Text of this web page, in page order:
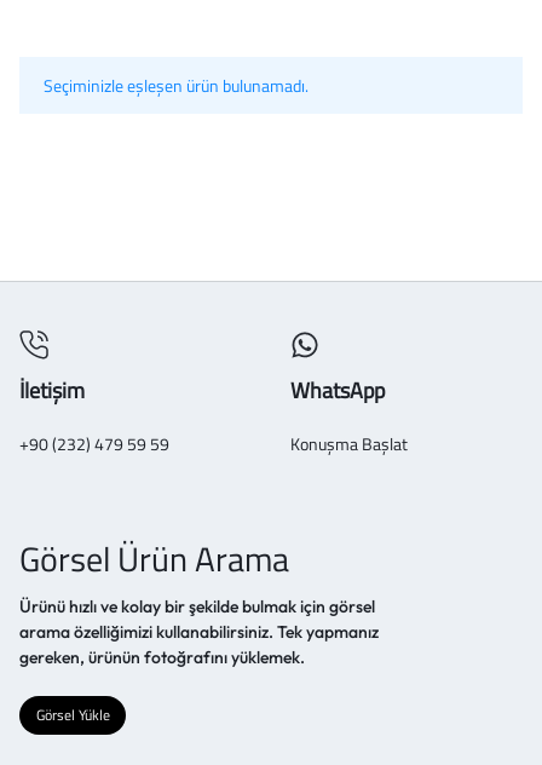
Seçiminizle eşleşen ürün bulunamadı.
İletişim
+90 (232) 479 59 59
WhatsApp
Konuşma Başlat
Görsel Ürün Arama
Ürünü hızlı ve kolay bir şekilde bulmak için görsel
arama özelliğimizi kullanabilirsiniz. Tek yapmanız
gereken, ürünün fotoğrafını yüklemek.
Görsel Yükle